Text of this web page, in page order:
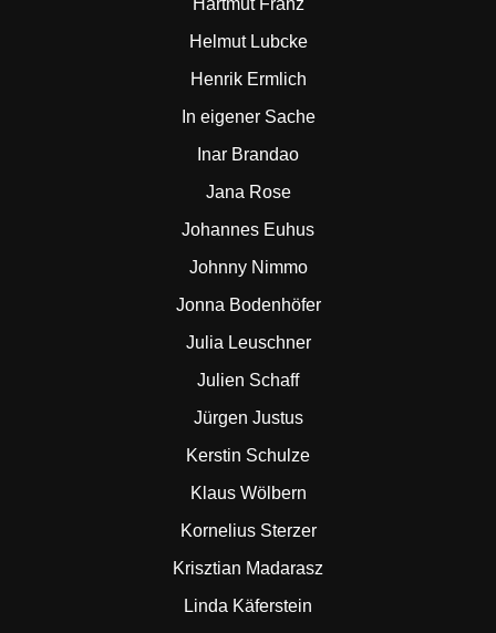
Hartmut Franz
Helmut Lubcke
Henrik Ermlich
In eigener Sache
Inar Brandao
Jana Rose
Johannes Euhus
Johnny Nimmo
Jonna Bodenhöfer
Julia Leuschner
Julien Schaff
Jürgen Justus
Kerstin Schulze
Klaus Wölbern
Kornelius Sterzer
Krisztian Madarasz
Linda Käferstein